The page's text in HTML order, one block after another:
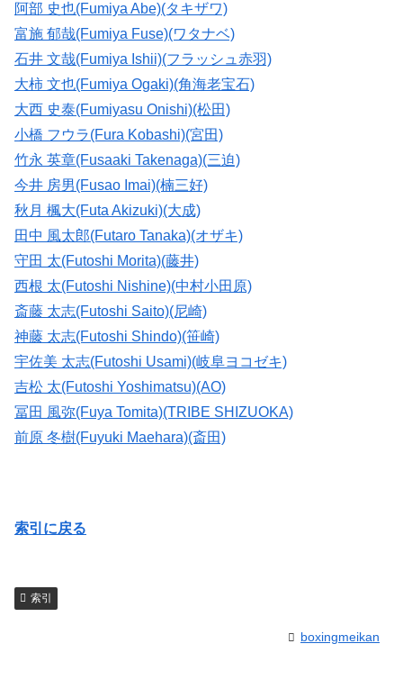
阿部 史也(Fumiya Abe)(タキザワ)
富施 郁哉(Fumiya Fuse)(ワタナベ)
石井 文哉(Fumiya Ishii)(フラッシュ赤羽)
大柿 文也(Fumiya Ogaki)(角海老宝石)
大西 史泰(Fumiyasu Onishi)(松田)
小橋 フウラ(Fura Kobashi)(宮田)
竹永 英章(Fusaaki Takenaga)(三迫)
今井 房男(Fusao Imai)(楠三好)
秋月 楓大(Futa Akizuki)(大成)
田中 風太郎(Futaro Tanaka)(オザキ)
守田 太(Futoshi Morita)(藤井)
西根 太(Futoshi Nishine)(中村小田原)
斎藤 太志(Futoshi Saito)(尼崎)
神藤 太志(Futoshi Shindo)(笹崎)
宇佐美 太志(Futoshi Usami)(岐阜ヨコゼキ)
吉松 太(Futoshi Yoshimatsu)(AO)
冨田 風弥(Fuya Tomita)(TRIBE SHIZUOKA)
前原 冬樹(Fuyuki Maehara)(斎田)
索引に戻る
索引
boxingmeikan